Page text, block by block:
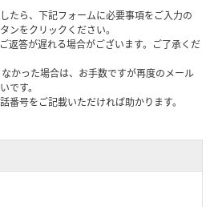
たら、下記フォームに必要事項をご入力の
ンをクリックください。
返答が遅れる場合がございます。ご了承くだ
かった場合は、お手数ですが再度のメール
です。
番号をご記載いただければ助かります。